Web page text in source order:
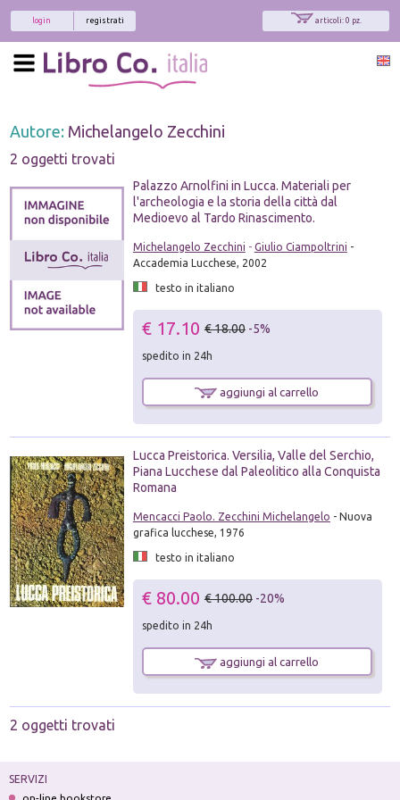
articoli: 0 pz.
registrati
login
Autore: Michelangelo Zecchini
2 oggetti trovati
Palazzo Arnolfini in Lucca. Materiali per
l'archeologia e la storia della città dal
Medioevo al Tardo Rinascimento.
Michelangelo Zecchini - Giulio Ciampoltrini -
Accademia Lucchese, 2002
testo in italiano
€ 17.10 € 18.00 -5%
spedito in 24h
aggiungi al carrello
Lucca Preistorica. Versilia, Valle del Serchio,
Piana Lucchese dal Paleolitico alla Conquista
Romana
Mencacci Paolo. Zecchini Michelangelo - Nuova
grafica lucchese, 1976
testo in italiano
€ 80.00 € 100.00 -20%
spedito in 24h
aggiungi al carrello
2 oggetti trovati
SERVIZI
on-line bookstore